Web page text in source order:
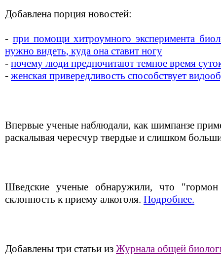
Добавлена порция новостей:
- при помощи хитроумного эксперимента
нужно видеть, куда она ставит ногу
- почему люди предпочитают темное время
- женская привередливость способствует
Впервые ученые наблюдали, как шимпанзе
раскалывая чересчур твердые и слишком
Шведские ученые обнаружили, что
склонность к приему алкоголя. Подробнее.
Добавлены три статьи из Журнала общей